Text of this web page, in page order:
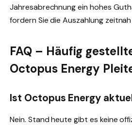
Jahresabrechnung ein hohes
fordern Sie die Auszahlung zeitnah
FAQ – Häufig
Octopus Energy
Ist Octopus Energy
Nein. Stand heute gibt es keine